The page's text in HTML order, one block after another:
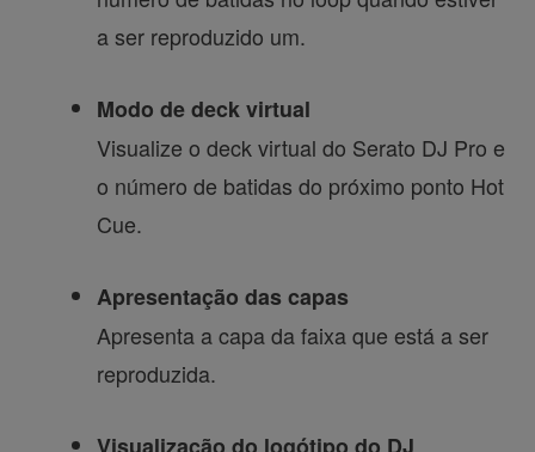
a ser reproduzido um.
Modo de deck virtual
Visualize o deck virtual do Serato DJ Pro e
o número de batidas do próximo ponto Hot
Cue.
Apresentação das capas
Apresenta a capa da faixa que está a ser
reproduzida.